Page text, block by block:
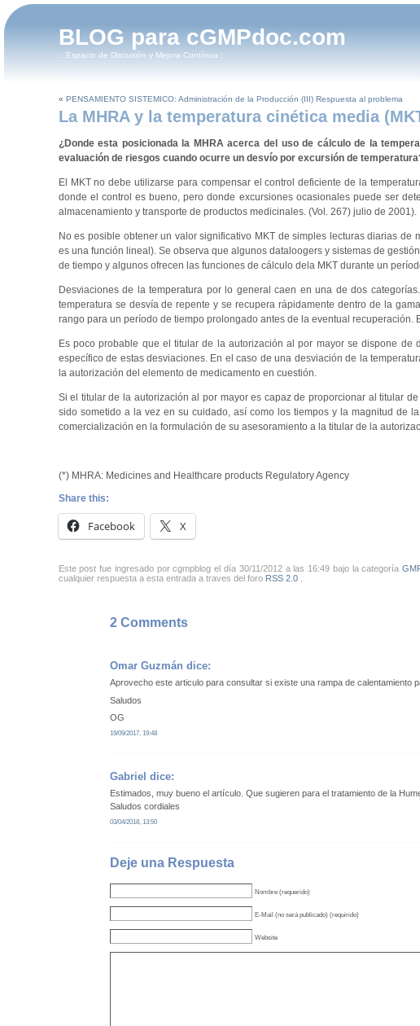
BLOG para cGMPdoc.com
:: Espacio de Discusión y Mejora Contínua ::
« PENSAMIENTO SISTEMICO: Administración de la Producción (III) Respuesta al problema
La MHRA y la temperatura cinética media
¿Donde esta posicionada la MHRAacerca del uso de cálculo de la
evaluación de riesgos cuando ocurre un desvío por excursión de
El MKT no debe utilizarse para compensar el control deficiente de la
donde el control es bueno, pero donde excursiones ocasionales puede ser
almacenamiento y transporte de productos medicinales. (Vol. 267) julio de 2001).
No es posible obtener un valor significativo MKT de simples lecturas diarias
es una función lineal). Se observa que algunos dataloogers y sistemas de
de tiempo y algunos ofrecen las funciones de cálculo dela MKT durante un
Desviaciones de la temperatura por lo general caen en una de dos
temperatura se desvía de repente y se recupera rápidamente dentro de la
rango para un período de tiempo prolongado antes de la eventual
Es poco probable que el titular de la autorización al por mayor se dispone
específico de estas desviaciones. En el caso de una desviación de la
la autorización del elemento de medicamento en cuestión.
Si el titular de la autorización al por mayor es capaz de proporcionar al titular
sido sometido a la vez en su cuidado, así como los tiempos y la magnitud de
comercialización en la formulación de su asesoramiento a la titular de la
(*) MHRA: Medicines and Healthcare products Regulatory Agency
Share this:
Facebook X
Este post fue ingresado por cgmpblog el día 30/11/2012 a las 16:49 bajo la categoría
cualquier respuesta a esta entrada a traves del foro RSS 2.0.
2 Comments
Omar Guzmán dice:
Aprovecho este articulo para consultar si existe una rampa de calentamiento
Saludos
OG
19/09/2017, 19:48
Gabriel dice:
Estimados, muy bueno el artículo. Que sugieren para el tratamiento de la
Saludos cordiales
03/04/2018, 13:50
Deje una Respuesta
Nombre (requerido)
E-Mail (no será publicado) (requirido)
Website